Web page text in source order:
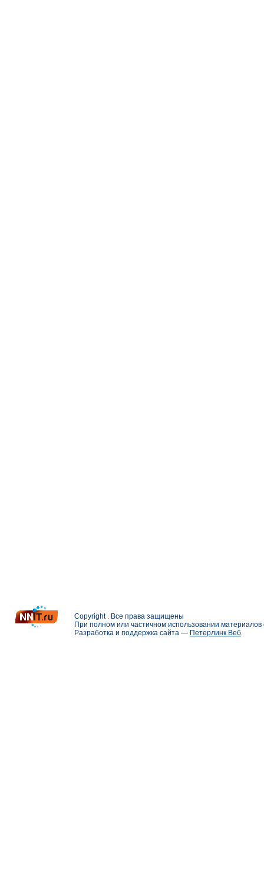
Copyright . Все права защищены
При полном или частичном использовании
Разработка и поддержка сайта — Петерлинк Веб